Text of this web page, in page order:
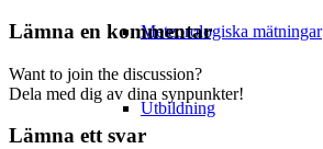
Meteorologiska mätningar
Utbildning
Lämna en kommentar
Want to join the discussion?
Dela med dig av dina synpunkter!
Lämna ett svar